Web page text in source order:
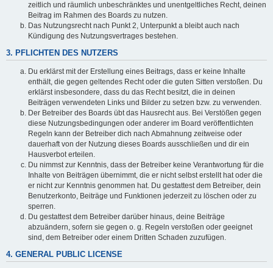
zeitlich und räumlich unbeschränktes und unentgeltliches Recht, deinen
Beitrag im Rahmen des Boards zu nutzen.
Das Nutzungsrecht nach Punkt 2, Unterpunkt a bleibt auch nach
Kündigung des Nutzungsvertrages bestehen.
3. PFLICHTEN DES NUTZERS
Du erklärst mit der Erstellung eines Beitrags, dass er keine Inhalte
enthält, die gegen geltendes Recht oder die guten Sitten verstoßen. Du
erklärst insbesondere, dass du das Recht besitzt, die in deinen
Beiträgen verwendeten Links und Bilder zu setzen bzw. zu verwenden.
Der Betreiber des Boards übt das Hausrecht aus. Bei Verstößen gegen
diese Nutzungsbedingungen oder anderer im Board veröffentlichten
Regeln kann der Betreiber dich nach Abmahnung zeitweise oder
dauerhaft von der Nutzung dieses Boards ausschließen und dir ein
Hausverbot erteilen.
Du nimmst zur Kenntnis, dass der Betreiber keine Verantwortung für die
Inhalte von Beiträgen übernimmt, die er nicht selbst erstellt hat oder die
er nicht zur Kenntnis genommen hat. Du gestattest dem Betreiber, dein
Benutzerkonto, Beiträge und Funktionen jederzeit zu löschen oder zu
sperren.
Du gestattest dem Betreiber darüber hinaus, deine Beiträge
abzuändern, sofern sie gegen o. g. Regeln verstoßen oder geeignet
sind, dem Betreiber oder einem Dritten Schaden zuzufügen.
4. GENERAL PUBLIC LICENSE